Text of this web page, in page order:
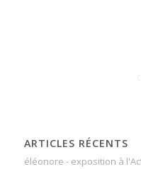
ARTICLES RÉCENTS
éléonore - exposition à